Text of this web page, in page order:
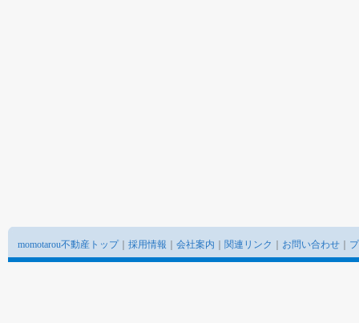
momotarou不動産トップ｜ 採用情報 会社案内 関連リンク お問い合わせ